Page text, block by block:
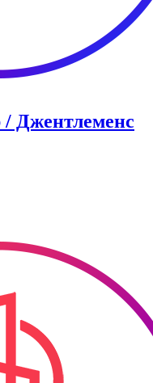
/ Джентлеменс